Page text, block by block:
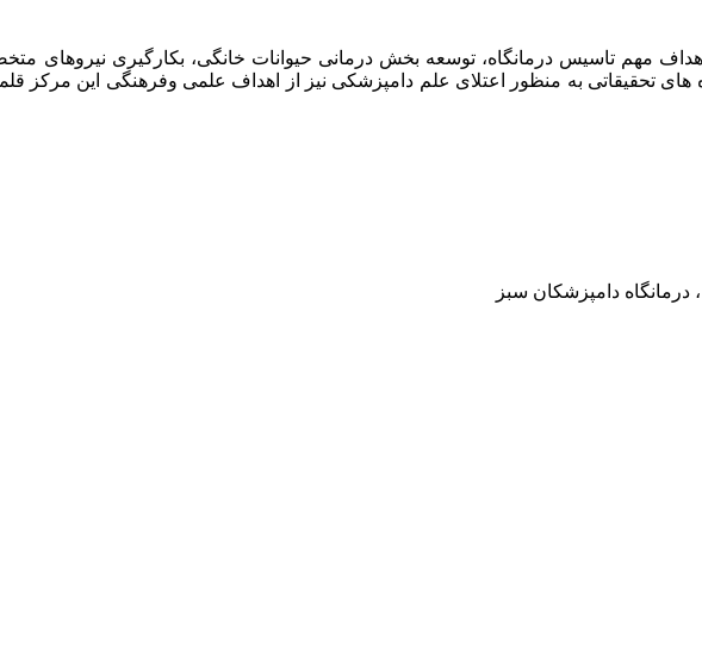
سبز در سال ۱۳۹۷ افتتاح گردید . از اهداف مهم تاسیس درمانگاه، توسعه بخش درمانی حیوانات خانگی،
های تحقیقاتی به منظور اعتلای علم دامپزشکی نیز از اهداف علمی وفرهنگی این مرکز
دامپزشکان سبز